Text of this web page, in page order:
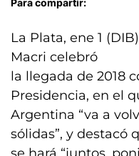
La Plata, ene 1
Macri celebró
la llegada de 2018
Presidencia, en el
Argentina “va a
sólidas”, y destacó